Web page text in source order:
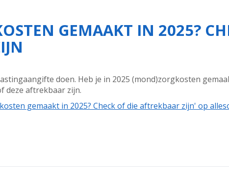
GEMAAKT IN 2025?
doen. Heb je in 2025 (mond)zorgkosten
deze aftrekbaar zijn.
gemaakt in 2025? Check of die aftrekbaar zijn' op